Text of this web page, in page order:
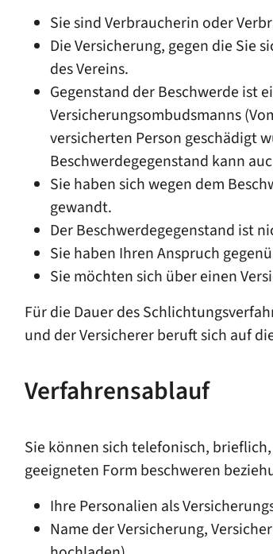
Sie sind Verbraucherin oder
Die Versicherung, gegen die Sie
des Vereins.
Gegenstand der Beschwerde ist
Versicherungsombudsmanns
versicherten Person geschädigt
Beschwerdegegenstand kann
Sie haben sich wegen dem
gewandt.
Der Beschwerdegegenstand ist
Sie haben Ihren Anspruch
Sie möchten sich über einen
Für die Dauer des
und der Versicherer beruft sich auf
Verfahrensablauf
Sie können sich telefonisch,
geeigneten Form beschweren
Ihre Personalien als
Name der Versicherung,